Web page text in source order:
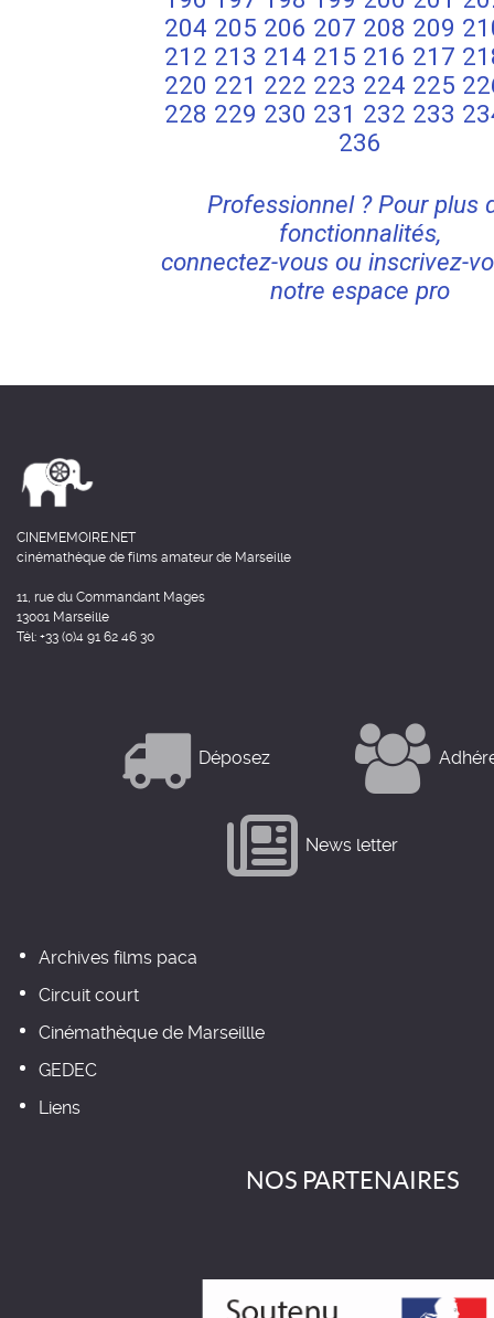
204 205 206 207 208 209
212 213 214 215 216 217
220 221 222 223 224 225
228 229 230 231 232 233
236
Professionnel ? Pour plus
fonctionnalités,
connectez-vous ou inscrivez-
notre espace pro
CINEMEMOIRE.NET
cinémathèque de films amateur de Marseille
11, rue du Commandant Mages
13001 Marseille
Tél: +33 (0)4 91 62 46 30
Déposez
News letter
Archives films paca
Circuit court
Cinémathèque de Marseillle
GEDEC
Liens
NOS PARTENAIRES